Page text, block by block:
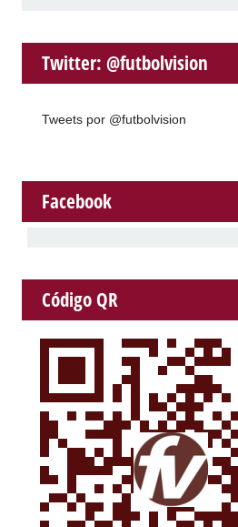
Twitter: @futbolvision
Tweets por @futbolvision
Facebook
Código QR